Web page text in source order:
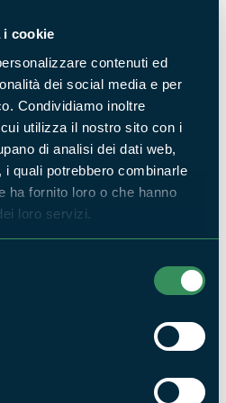
i cookie
contenuti ed
dei social media e per
Condividiamo inoltre
utilizza il nostro sito con i
di analisi dei dati web,
quali potrebbero combinarle
ha fornito loro o che hanno
loro servizi.
una delle formazioni
è la faggeta, in particolare
metri. Nei versanti più temperati
nero, o viceversa si
i corsi d'acqua o nelle valli